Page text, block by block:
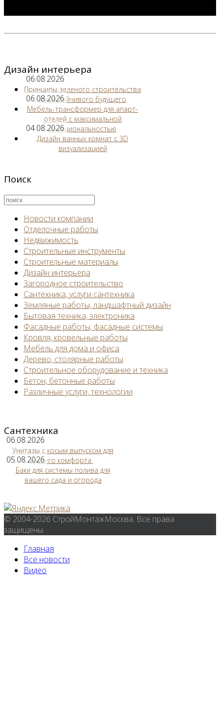
Дизайн интерьера
06.08.2026
Принципы зеленого строительства
для устойчивого будущего
06.08.2026
Мебель-трансформер для апарт-
отелей с максимальной
функциональностью
04.08.2026
Дизайн ванных комнат с 3D
визуализацией
Поиск
Новости компании
Отделочные работы
Недвижимость
Строительные инструменты
Строительные материалы
Дизайн интерьера
Загородное строительство
Сантехника, услуги сантехника
Земляные работы, ландшафтный дизайн
Бытовая техника, электроника
Фасадные работы, фасадные системы
Кровля, кровельные работы
Мебель для дома и офиса
Дерево, столярные работы
Строительное оборудование и техника
Бетон, бетонные работы
Различные услуги, технологии
Сантехника
06.08.2026
Унитазы с косым выпуском для
вашего комфорта
05.08.2026
Баки для системы полива для
вашего сада и огорода
© 2004-2026 СтройМонтажМосква. Все права
защищены.
Главная
Все новости
Видео